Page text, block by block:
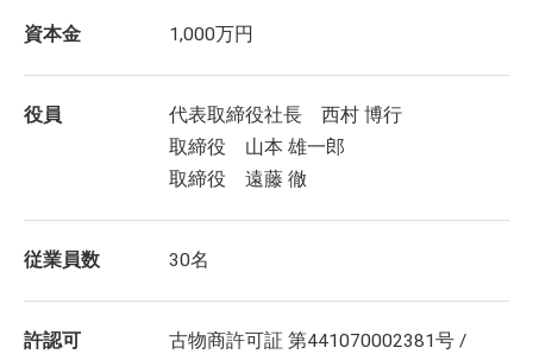
資本金 1,000万円
役員
代表取締役社長 西村 博行
取締役 山本 雄一郎
取締役 遠藤 徹
従業員数 30名
許認可
古物商許可証 第441070002381号 /